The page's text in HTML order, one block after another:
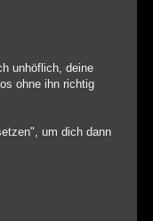
unhöflich, deine
ohne ihn richtig
um dich dann